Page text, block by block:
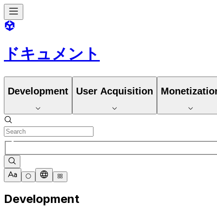
ドキュメント
Development User Acquisition
Development